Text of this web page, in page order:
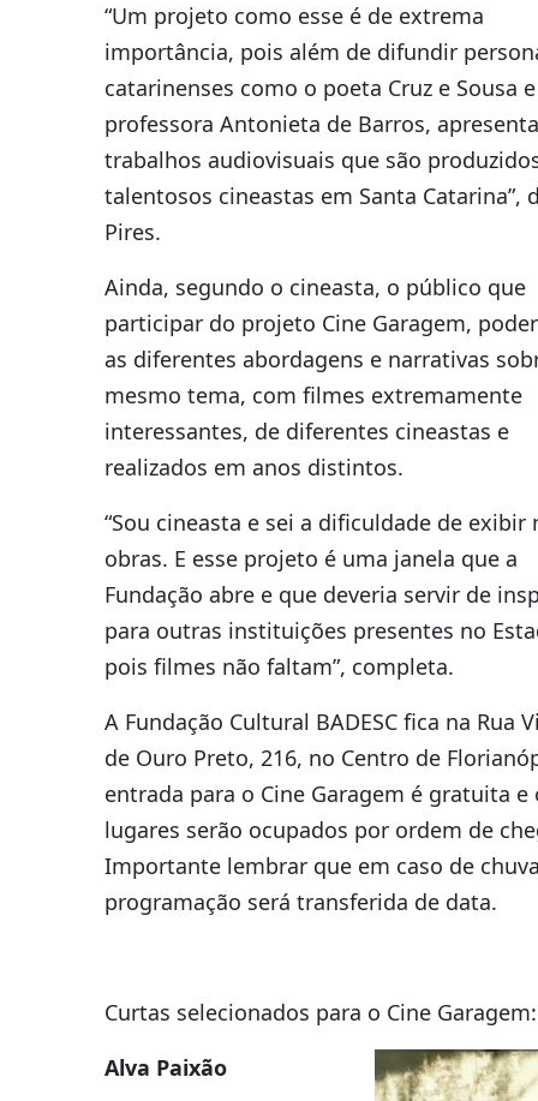
“Um projeto como esse é de extrema
importância, pois além de difundir
catarinenses como o poeta Cruz e Sousa
professora Antonieta de Barros, apresenta
trabalhos audiovisuais que são
talentosos cineastas em Santa Catarina”,
Pires.
Ainda, segundo o cineasta, o público que
participar do projeto Cine Garagem,
as diferentes abordagens e narrativas
mesmo tema, com filmes extremamente
interessantes, de diferentes cineastas e
realizados em anos distintos.
“Sou cineasta e sei a dificuldade de exibir
obras. E esse projeto é uma janela que a
Fundação abre e que deveria servir de
para outras instituições presentes no
pois filmes não faltam”, completa.
A Fundação Cultural BADESC fica na Rua
de Ouro Preto, 216, no Centro de
entrada para o Cine Garagem é gratuita e
lugares serão ocupados por ordem de
Importante lembrar que em caso de
programação será transferida de data.
Curtas selecionados para o Cine Garagem:
Alva Paixão